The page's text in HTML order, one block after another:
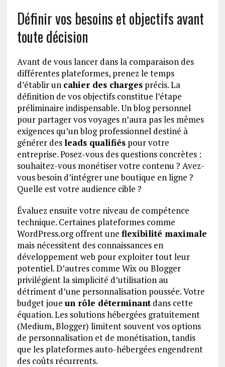
Définir vos besoins et objectifs avant
toute décision
Avant de vous lancer dans la comparaison des
différentes plateformes, prenez le temps
d’établir un cahier des chargesprécis. La
définition de vos objectifs constitue l’étape
préliminaire indispensable. Un blog personnel
pour partager vos voyages n’aura pas les mêmes
exigences qu’un blog professionnel destiné à
générer desleads qualifiéspour votre
entreprise. Posez-vous des questions concrètes :
souhaitez-vous monétiser votre contenu ? Avez-
vous besoin d’intégrer une boutique en ligne ?
Quelle est votre audience cible ?
Évaluez ensuite votre niveau de compétence
technique. Certaines plateformes comme
WordPress.org offrent une flexibilité maximale
mais nécessitent des connaissances en
développement web pour exploiter tout leur
potentiel. D’autres comme Wix ou Blogger
privilégient la simplicité d’utilisation au
détriment d’une personnalisation poussée. Votre
budget joue un rôle déterminantdans cette
équation. Les solutions hébergées gratuitement
(Medium, Blogger) limitent souvent vos options
de personnalisation et de monétisation, tandis
que les plateformes auto-hébergées engendrent
des coûts récurrents.